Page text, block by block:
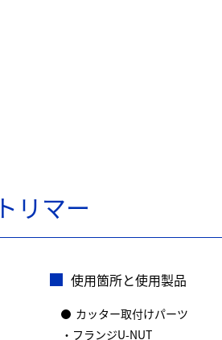
トリマー
使用箇所と使用製品
カッター取付けパーツ
・フランジU-NUT